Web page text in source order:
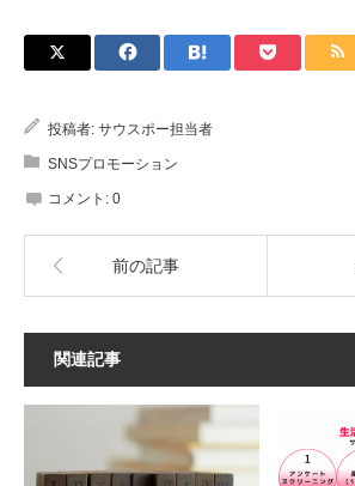
投稿者: サウスポー担当者
SNSプロモーション
コメント: 0
前の記事
関連記事